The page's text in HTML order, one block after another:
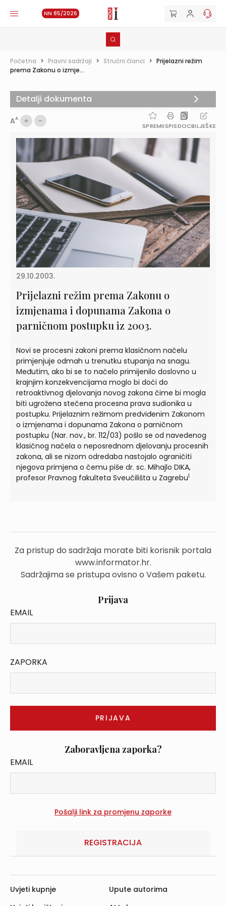
NN 85/2026
Početna > Pravni sadržaji > Stručni članci > Prijelazni režim
prema Zakonu o izmje...
AA
SPREMIISPISDOCBILJEŠKE
29.10.2003.
Prijelazni režim prema Zakonu o
izmjenama i dopunama Zakona o
parničnom postupku iz 2003.
Novi se procesni zakoni prema klasičnom načelu
primjenjuje odmah u trenutku stupanja na snagu.
Međutim, ako bi se to načelo primijenilo doslovno u
krajnjim konzekvencijama moglo bi doći do
retroaktivnog djelovanja novog zakona čime bi mogla
biti ugrožena stečena procesna prava sudionika u
postupku. Prijelaznim režimom predviđenim Zakonom
o izmjenama i dopunama Zakona o parničnom
postupku (Nar. nov., br. 112/03) pošlo se od navedenog
klasičnog načela o neposrednom djelovanju procesnih
zakona, ali se nizom odredaba nastojalo ograničiti
njegova primjena o čemu piše dr. sc. Mihajlo DIKA,
profesor Pravnog fakulteta Sveučilišta u Zagrebu1
Za pristup do sadržaja morate biti korisnik portala
www.informator.hr.
Sadržajima se pristupa ovisno o Vašem paketu.
Prijava
EMAIL
ZAPORKA
Zaboravljena zaporka?
EMAIL
REGISTRACIJA
Detalji dokumenta
Uvjeti kupnje
Upute autorima